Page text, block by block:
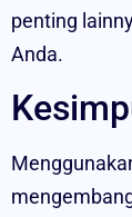
penting
Anda.